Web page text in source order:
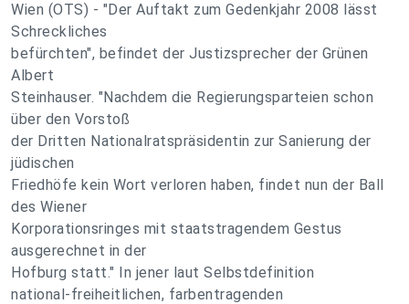
Wien (OTS) - "Der Auftakt zum Gedenkjahr 2008 lässt
Schreckliches
befürchten", befindet der Justizsprecher der Grünen
Albert
Steinhauser. "Nachdem die Regierungsparteien schon
über den Vorstoß
der Dritten Nationalratspräsidentin zur Sanierung der
jüdischen
Friedhöfe kein Wort verloren haben, findet nun der Ball
des Wiener
Korporationsringes mit staatstragendem Gestus
ausgerechnet in der
Hofburg statt." In jener laut Selbstdefinition
national-freiheitlichen, farbentragenden